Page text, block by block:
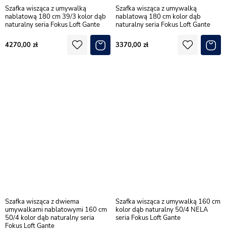
Szafka wisząca z umywalką
nablatową 180 cm 39/3 kolor dąb
naturalny seria Fokus Loft Gante
4270,00
Szafka wisząca z umywalką
nablatową 180 cm kolor dąb
naturalny seria Fokus Loft Gante
3370,00
Szafka wisząca z dwiema
umywalkami nablatowymi 160 cm
50/4 kolor dąb naturalny seria
Fokus Loft Gante
Szafka wisząca z umywalką 160 cm
kolor dąb naturalny 50/4 NELA
seria Fokus Loft Gante